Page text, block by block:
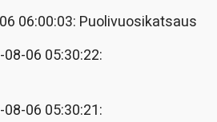
06:00:03: Puolivuosikatsaus
08-06 05:30:22:
08-06 05:30:21: